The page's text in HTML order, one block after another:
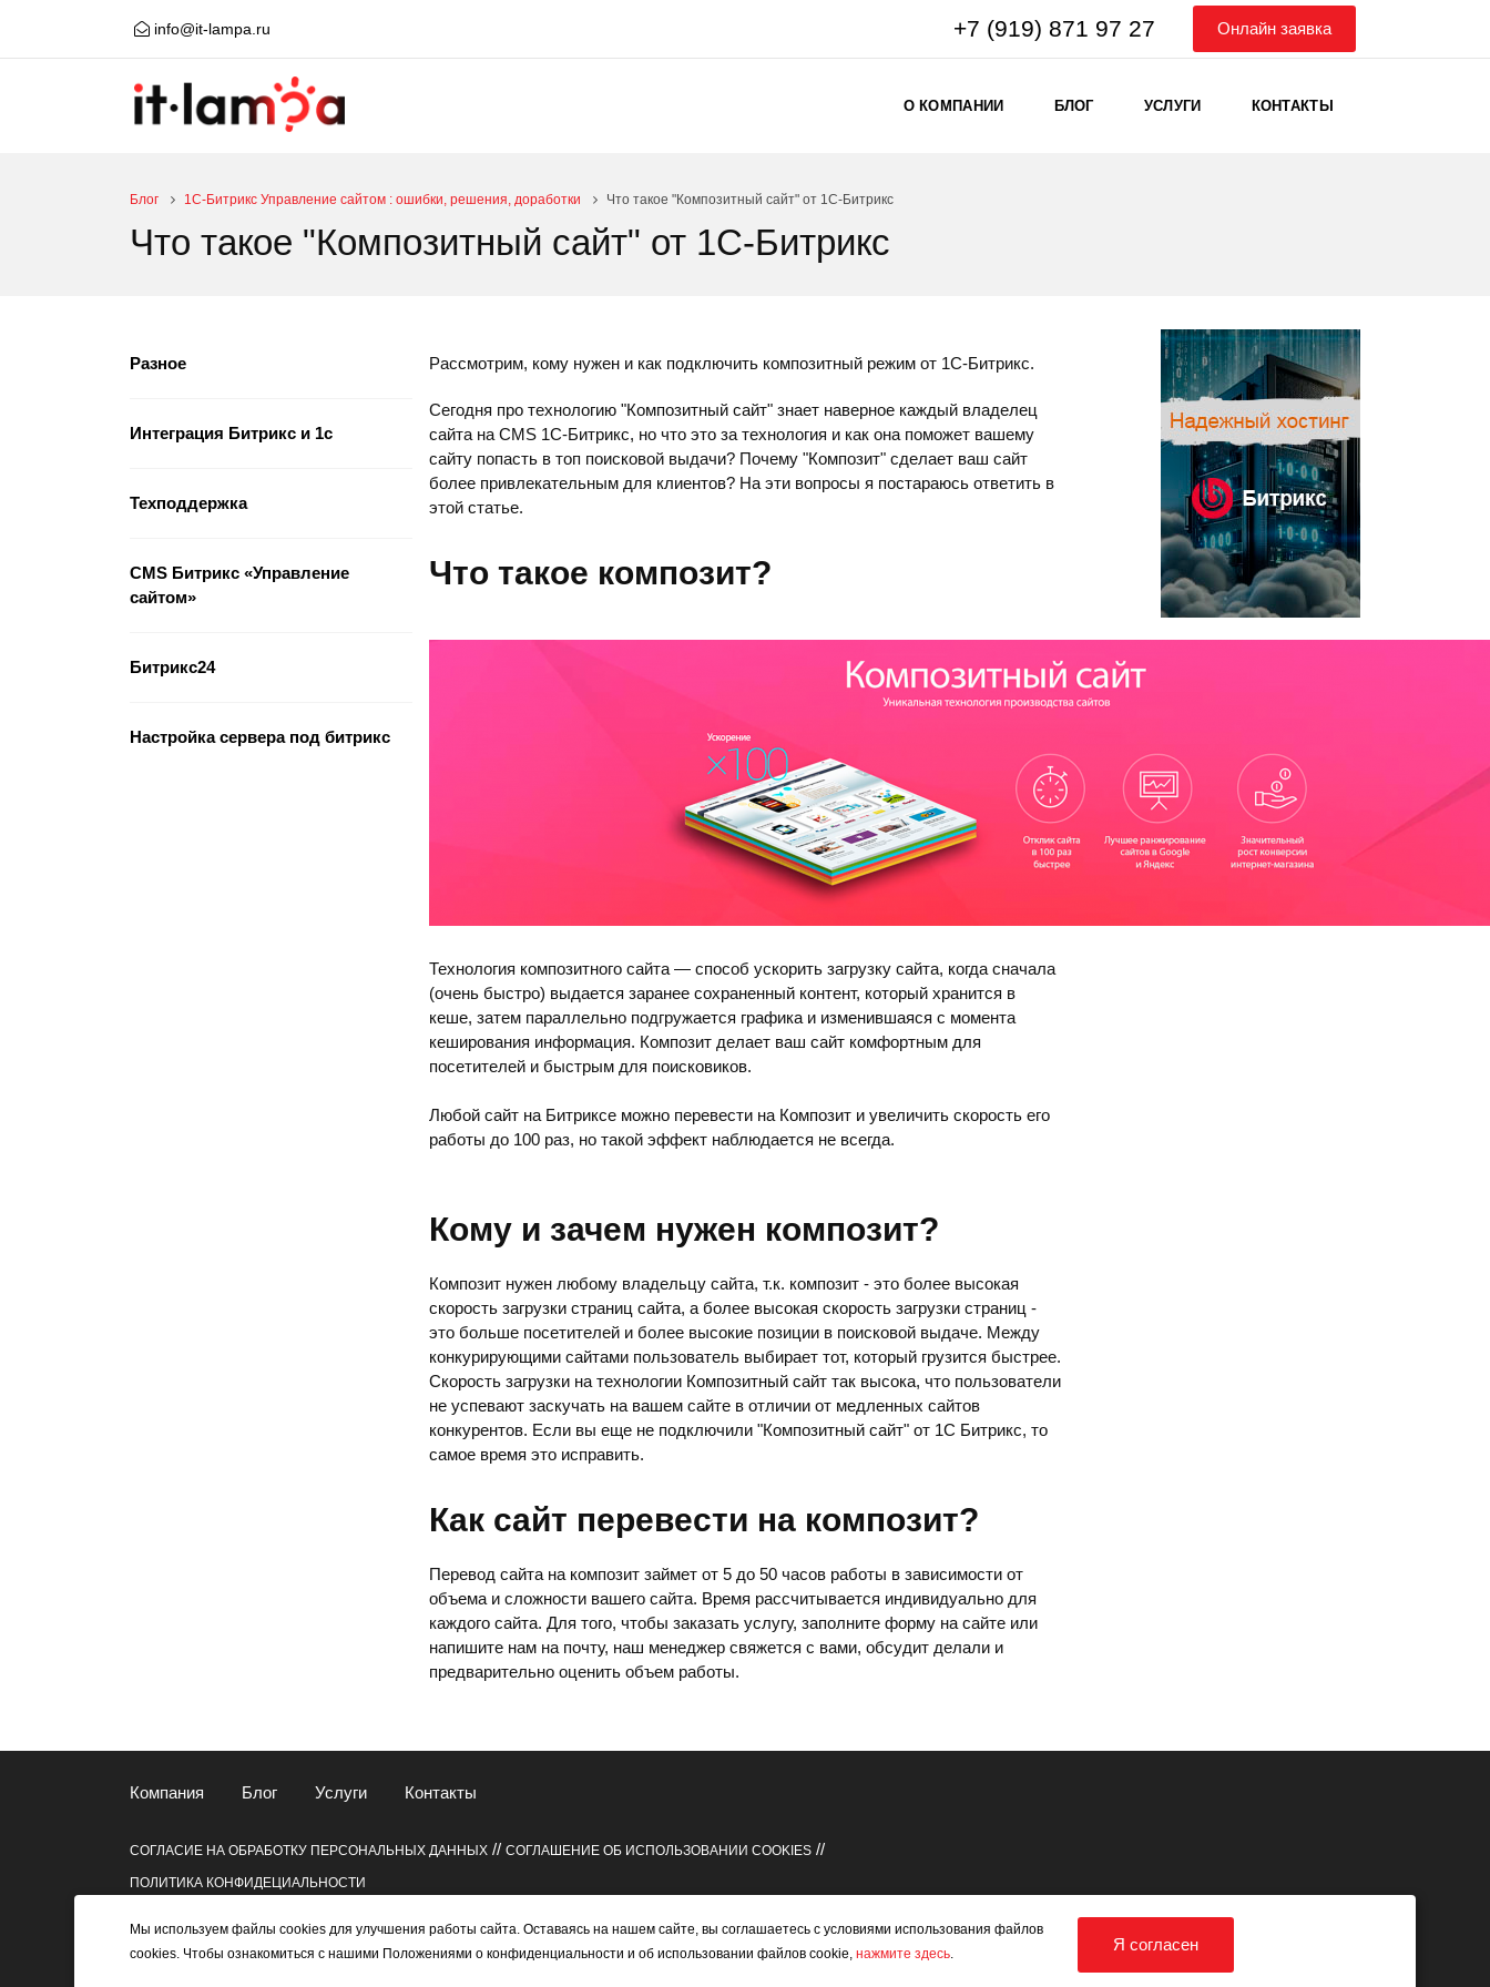
info@it-lampa.ru +7 (919) 871 97 27 Онлайн заявка
О КОМПАНИИ БЛОГ УСЛУГИ КОНТАКТЫ
Блог 1С-Битрикс Управление сайтом : ошибки, решения, доработки Что такое "Композитный сайт" от 1С-Битрикс
Что такое "Композитный сайт" от 1С-Битрикс
Разное
Интеграция Битрикс и 1с
Техподдержка
CMS Битрикс «Управление
сайтом»
Битрикс24
Настройка сервера под битрикс
Рассмотрим, кому нужен и как подключить композитный режим от 1С-Битрикс.
Сегодня про технологию "Композитный сайт" знает наверное каждый владелец
сайта на CMS 1С-Битрикс, но что это за технология и как она поможет вашему
сайту попасть в топ поисковой выдачи? Почему "Композит" сделает ваш сайт
более привлекательным для клиентов? На эти вопросы я постараюсь ответить в
этой статье.
Что такое композит?
Технология композитного сайта — способ ускорить загрузку сайта, когда сначала
(очень быстро) выдается заранее сохраненный контент, который хранится в
кеше, затем параллельно подгружается графика и изменившаяся с момента
кеширования информация. Композит делает ваш сайт комфортным для
посетителей и быстрым для поисковиков.
Любой сайт на Битриксе можно перевести на Композит и увеличить скорость его
работы до 100 раз, но такой эффект наблюдается не всегда.
Кому и зачем нужен композит?
Композит нужен любому владельцу сайта, т.к. композит - это более высокая
скорость загрузки страниц сайта, а более высокая скорость загрузки страниц -
это больше посетителей и более высокие позиции в поисковой выдаче. Между
конкурирующими сайтами пользователь выбирает тот, который грузится быстрее.
Скорость загрузки на технологии Композитный сайт так высока, что пользователи
не успевают заскучать на вашем сайте в отличии от медленных сайтов
конкурентов. Если вы еще не подключили "Композитный сайт" от 1С Битрикс, то
самое время это исправить.
Как сайт перевести на композит?
Перевод сайта на композит займет от 5 до 50 часов работы в зависимости от
объема и сложности вашего сайта. Время рассчитывается индивидуально для
каждого сайта. Для того, чтобы заказать услугу, заполните форму на сайте или
напишите нам на почту, наш менеджер свяжется с вами, обсудит делали и
предварительно оценить объем работы.
Компания Блог Услуги Контакты
СОГЛАСИЕ НА ОБРАБОТКУ ПЕРСОНАЛЬНЫХ ДАННЫХ // СОГЛАШЕНИЕ ОБ ИСПОЛЬЗОВАНИИ COOKIES //
ПОЛИТИКА КОНФИДЕЦИАЛЬНОСТИ
+7 (919) 871 97 27
© IT-LAMPA — Web-Студия полного цикла
Мы используем файлы cookies для улучшения работы сайта. Оставаясь на нашем сайте, вы соглашаетесь с условиями использования файлов
cookies. Чтобы ознакомиться с нашими Положениями о конфиденциальности и об использовании файлов cookie, нажмите здесь. Я согласен